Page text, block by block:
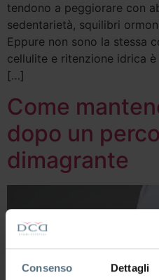
Consenso Dettagli
tendono a peggiorare con
sedentarietà, squilibri
Eppure non sono la stessa
cellulite e ritenzione idrica
[…]
Come
dopo un
dimagrante